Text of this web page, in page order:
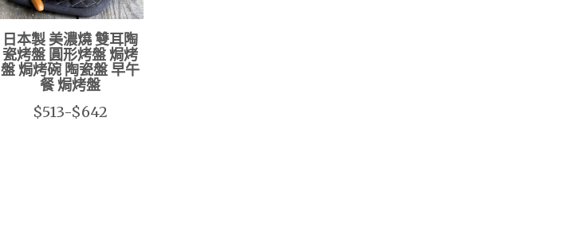
日本製 美濃燒 雙耳陶
瓷烤盤 圓形烤盤 焗烤
盤 焗烤碗 陶瓷盤 早午
餐 焗烤盤
$513-$642